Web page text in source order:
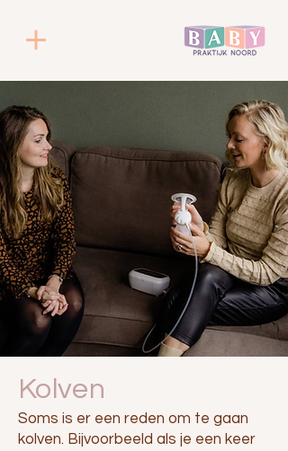
Kolven
Soms is er een reden om te gaan
kolven. Bijvoorbeeld als je een keer